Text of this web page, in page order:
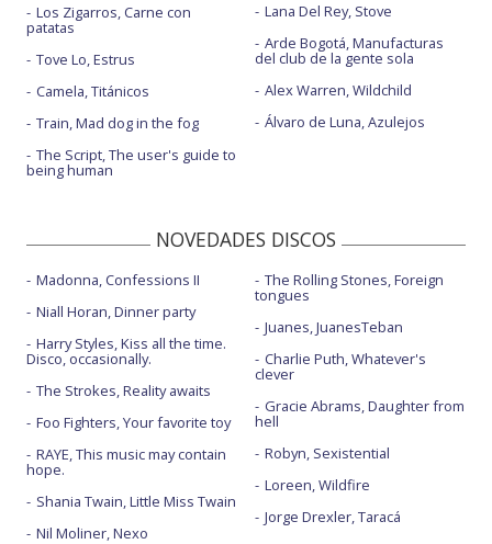
Los Zigarros, Carne con
patatas
Tove Lo, Estrus
Camela, Titánicos
Train, Mad dog in the fog
The Script, The user's guide to
being human
Lana Del Rey, Stove
Arde Bogotá, Manufacturas
del club de la gente sola
Alex Warren, Wildchild
Álvaro de Luna, Azulejos
NOVEDADES DISCOS
Madonna, Confessions II
Niall Horan, Dinner party
Harry Styles, Kiss all the time.
Disco, occasionally.
The Strokes, Reality awaits
Foo Fighters, Your favorite toy
RAYE, This music may contain
hope.
Shania Twain, Little Miss Twain
Nil Moliner, Nexo
The Rolling Stones, Foreign
tongues
Juanes, JuanesTeban
Charlie Puth, Whatever's
clever
Gracie Abrams, Daughter from
hell
Robyn, Sexistential
Loreen, Wildfire
Jorge Drexler, Taracá